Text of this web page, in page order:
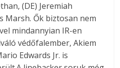
(DE) Jeremiah
Marsh. Ők biztosan nem
mindannyian IR-en
védőfalember, Akiem
Edwards Jr. is